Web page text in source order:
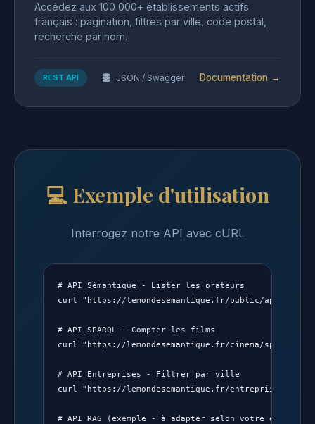
Accédez aux 100 000+ établissements actifs
français : pagination, filtres par ville, code postal,
recherche par nom.
REST API JSON / Swagger Documentation →
💻 Exemple d'utilisation
Interrogez notre API avec cURL
# API Sémantique - Lister les orateurs
curl "https://lemondesemantique.fr/public/api/
# API SPARQL - Compter les films
curl "https://lemondesemantique.fr/cinema/sparql/
# API Entreprises - Filtrer par ville
curl "https://lemondesemantique.fr/entreprise/api/
# API RAG (exemple - à adapter selon votre endpoint)